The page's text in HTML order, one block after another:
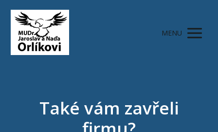
MENU
Také vám zavřeli